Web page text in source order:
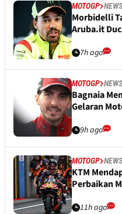
MOTOGP NEWS
Morbidelli
Aruba.it
7h ago
MOTOGP NEWS
Bagnaia
Gelaran
9h ago
MOTOGP NEWS
KTM
Perbaikan
11h ago